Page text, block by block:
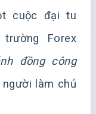
cuộc đại tu
Forex
đồng công
làm chủ